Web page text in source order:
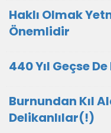
Haklı Olmak
Önemlidir
440 Yıl Geçse
Burnundan Kıl
Delikanlılar(!)